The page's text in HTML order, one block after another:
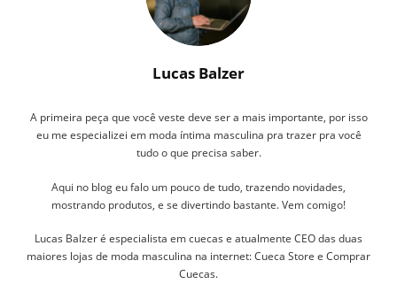
Lucas Balzer
A primeira peça que você veste deve ser a mais importante, por isso
eu me especializei em moda íntima masculina pra trazer pra você
tudo o que precisa saber.
Aqui no blog eu falo um pouco de tudo, trazendo novidades,
mostrando produtos, e se divertindo bastante. Vem comigo!
Lucas Balzer é especialista em cuecas e atualmente CEO das duas
maiores lojas de moda masculina na internet: Cueca Store e Comprar
Cuecas.